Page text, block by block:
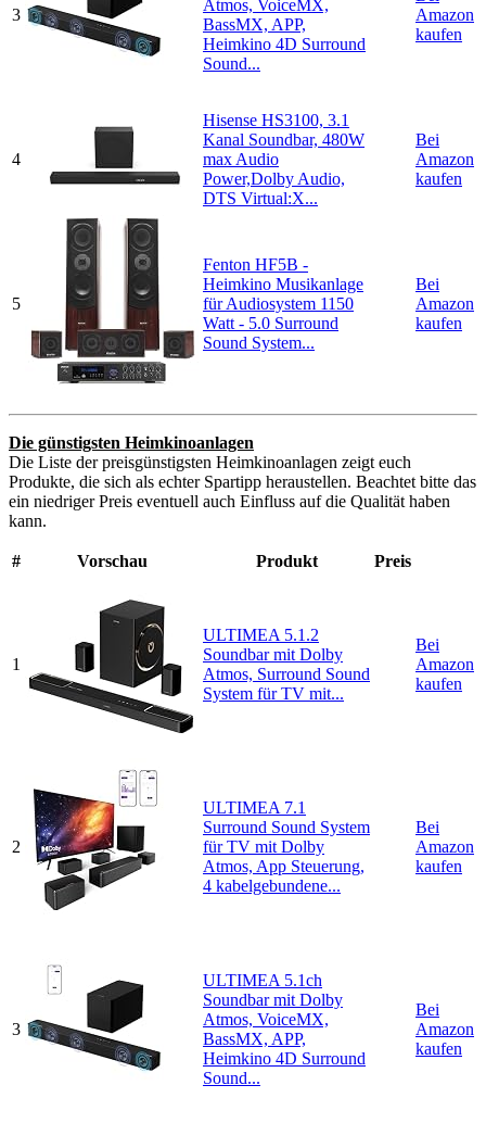
3
Atmos, VoiceMX,
BassMX, APP,
Heimkino 4D Surround
Sound...
Amazon
kaufen
4
Hisense HS3100, 3.1
Kanal Soundbar, 480W
max Audio
Power,Dolby Audio,
DTS Virtual:X...
Bei
Amazon
kaufen
5
Fenton HF5B -
Heimkino Musikanlage
für Audiosystem 1150
Watt - 5.0 Surround
Sound System...
Bei
Amazon
kaufen
Die günstigsten Heimkinoanlagen
Die Liste der preisgünstigsten Heimkinoanlagen zeigt euch
Produkte, die sich als echter Spartipp heraustellen. Beachtet bitte das
ein niedriger Preis eventuell auch Einfluss auf die Qualität haben
kann.
# Vorschau Produkt Preis
1
ULTIMEA 5.1.2
Soundbar mit Dolby
Atmos, Surround Sound
System für TV mit...
Bei
Amazon
kaufen
2
ULTIMEA 7.1
Surround Sound System
für TV mit Dolby
Atmos, App Steuerung,
4 kabelgebundene...
Bei
Amazon
kaufen
3
ULTIMEA 5.1ch
Soundbar mit Dolby
Atmos, VoiceMX,
BassMX, APP,
Heimkino 4D Surround
Sound...
Bei
Amazon
kaufen